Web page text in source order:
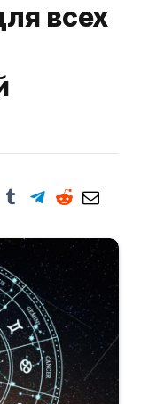
всех